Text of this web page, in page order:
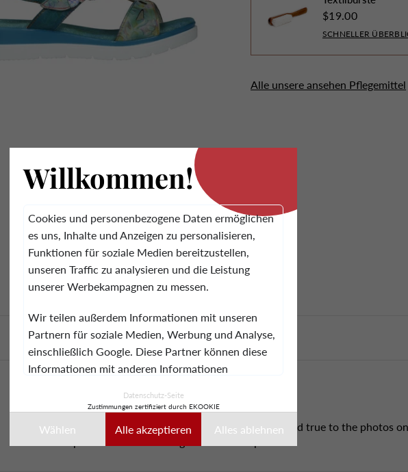
$19.00
SCHNELLER
Alle unsere ansehen Pflegemittel
Kundenbewertungen
5.00 von 5
Ich liebe meine neuen Schuhe. They are very comfortable and true to the photos
Willkommen!
Cookies und personenbezogene Daten ermöglichen
es uns, Inhalte und Anzeigen zu personalisieren,
Funktionen für soziale Medien bereitzustellen,
unseren Traffic zu analysieren und die Leistung
unserer Werbekampagnen zu messen.
Wir teilen außerdem Informationen mit unseren
Partnern für soziale Medien, Werbung und Analyse,
einschließlich Google. Diese Partner können diese
Informationen mit anderen Informationen
die sie während Ihrer Nutzung ihrer Dienste
Diese Daten können insbesondere zur
Datenschutz-Seite
Zustimmungen zertifiziert durch EKOOKIE
Wählen Alle akzeptieren Alles ablehnen